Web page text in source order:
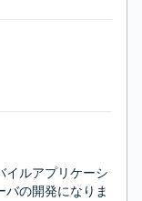
イルアプリケーシ
バの開発になりま